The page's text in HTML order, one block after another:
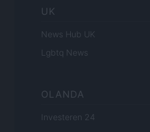
UK
News Hub UK
Lgbtq News
OLANDA
Investeren 24